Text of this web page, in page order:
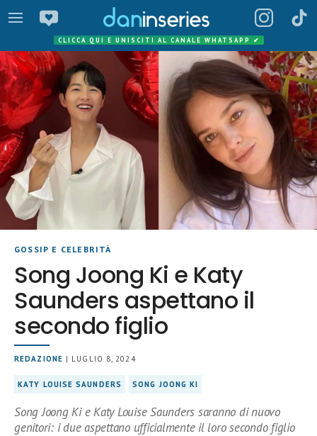
CLICCA QUI E UNISCITI AL CANALE WHATSAPP ✔
GOSSIP E CELEBRITÀ
Song Joong Ki e Katy
Saunders aspettano il
secondo figlio
REDAZIONE | LUGLIO 8, 2024
KATY LOUISE SAUNDERS SONG JOONG KI
Song Joong Ki e Katy Louise Saunders saranno di nuovo
genitori: i due aspettano ufficialmente il loro secondo figlio